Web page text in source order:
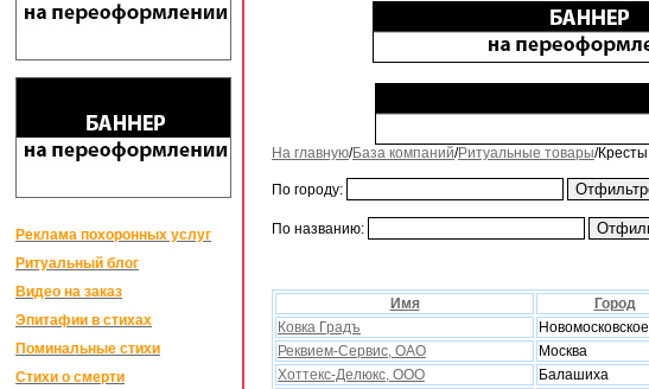
Реклама похоронных услуг
Ритуальный блог
Видео на заказ
Эпитафии в стихах
Поминальные стихи
Стихи о смерти
На главную/База компаний/Ритуальные товары/Кресты
По городу:
По названию:
Имя Город
Ковка Градъ
Новомосковское
Реквием-Сервис, ОАО
Москва
Хоттекс-Делюкс, ООО
Балашиха